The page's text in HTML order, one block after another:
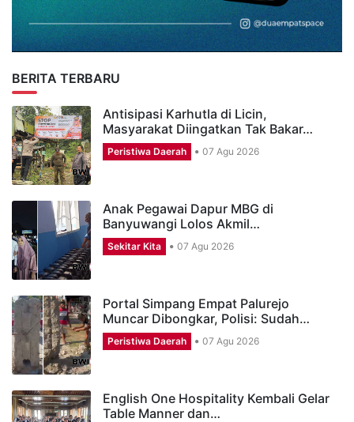
BERITA TERBARU
Antisipasi Karhutla di Licin,
Masyarakat Diingatkan Tak Bakar…
Peristiwa Daerah 07 Agu 2026
Anak Pegawai Dapur MBG di
Banyuwangi Lolos Akmil…
Sekitar Kita 07 Agu 2026
Portal Simpang Empat Palurejo
Muncar Dibongkar, Polisi: Sudah…
Peristiwa Daerah 07 Agu 2026
English One Hospitality Kembali Gelar
Table Manner dan…